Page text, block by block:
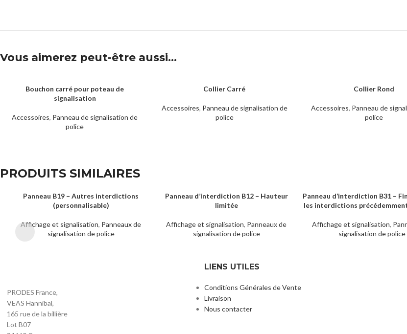
Vous aimerez peut-être aussi…
LIRE LA SUITE
Bouchon carré pour poteau de
signalisation
Accessoires, Panneau de signalisation de
police
Collier Carré
Accessoires, Panneau de signalisation de
police
Collier Rond
Accessoires, Panneau de
police
PRODUITS SIMILAIRES
LIRE LA SUITE
Panneau B19 – Autres interdictions
(personnalisable)
Affichage et signalisation, Panneaux de
signalisation de police
LIRE LA SUITE
Panneau d’interdiction B12 – Hauteur
limitée
Affichage et signalisation, Panneaux de
signalisation de police
LIRE LA SUITE
Panneau d’interdiction B31 –
les interdictions
Affichage et signalisation,
signalisation de police
PRODES France,
VEAS Hannibal,
165 rue de la billière
Lot B07
LIENS UTILES
Conditions Générales de Vente
Livraison
Nous contacter